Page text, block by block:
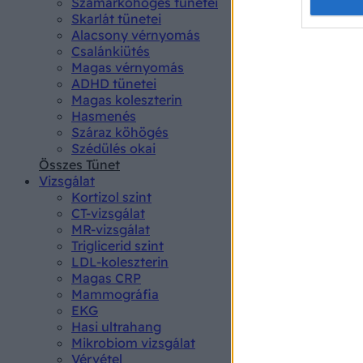
Skarlát tünetei
Alacsony vérnyomás
Csalánkiütés
Magas vérnyomás
ADHD tünetei
Magas koleszterin
Hasmenés
Száraz köhögés
Szédülés okai
Összes Tünet
Vizsgálat
Kortizol szint
CT-vizsgálat
MR-vizsgálat
Triglicerid szint
LDL-koleszterin
Magas CRP
Mammográfia
EKG
Hasi ultrahang
Mikrobiom vizsgálat
Vérvétel